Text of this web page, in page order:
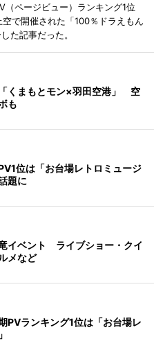
ページビュー）ランキング1位
で開催された「100％ドラえもん
た記事だった。
くまもとモン×羽田空港」 空
も
位は「お台場レトロミュージ
題に
イベント ライブショー・クイ
メなど
PVランキング1位は「お台場レ